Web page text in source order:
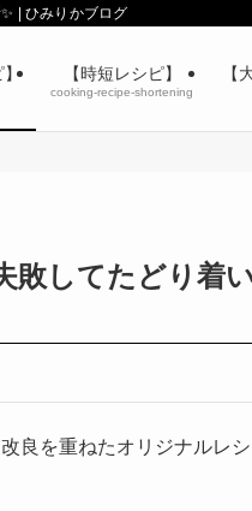
| ひみりかブログ
】 【時短レシピ】
cooking-recipe-shortening
【
敗してたどり着
良を重ねたオリジナルレ